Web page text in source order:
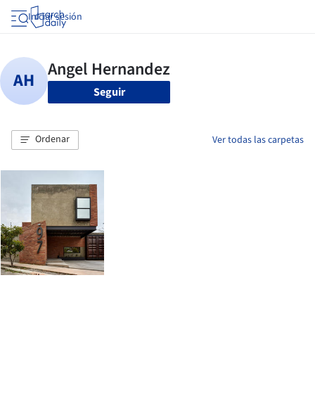
Iniciar sesión
Seguir
Ordenar Ver todas las carpetas